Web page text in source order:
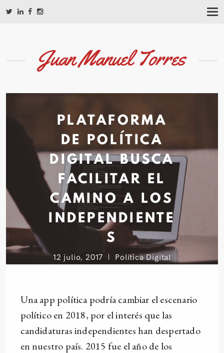
T
I
Juan Manuel Torres
PLATAFORMA
DE POLÍTICA
DIGITAL BUSCA
FACILITAR EL
CAMINO A LOS
INDEPENDIENTE
S
12 julio, 2017 Política Digital
Una app política podría cambiar el escenario
político en 2018, por el interés que las
candidaturas independientes han despertado
en nuestro país. 2015 fue el año de los